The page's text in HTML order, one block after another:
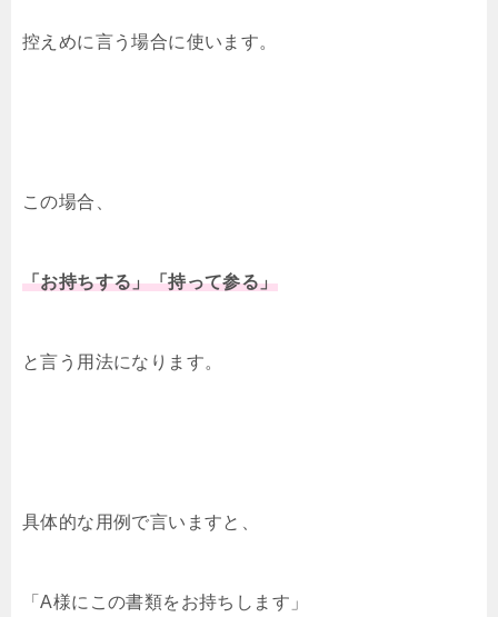
控えめに言う場合に使います。
この場合、
「お持ちする」「持って参る」
と言う用法になります。
具体的な用例で言いますと、
「A様にこの書類をお持ちします」